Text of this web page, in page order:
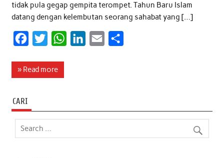
tidak pula gegap gempita terompet. Tahun Baru Islam
datang dengan kelembutan seorang sahabat yang […]
c
o
o
i
e
r
W
A
d
» Read more
CARI